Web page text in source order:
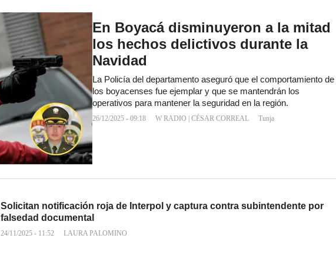
En Boyacá disminuyeron a la mitad
los hechos delictivos durante la
Navidad
La Policía del departamento aseguró que el comportamiento de
los boyacenses fue ejemplar y que se mantendrán los
operativos para mantener la seguridad en la región.
26/12/2025 - 09:18 W RADIO CÉSAR CORREAL Tunja
Solicitan notificación roja de Interpol y captura contra subintendente por
falsedad documental
24/11/2025 - 11:52 LAURA PALOMINO